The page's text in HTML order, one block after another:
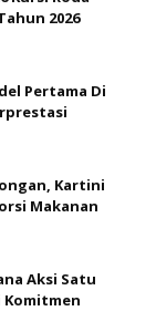
2026
Pertama Di
Kartini
Makanan
Aksi Satu
Komitmen